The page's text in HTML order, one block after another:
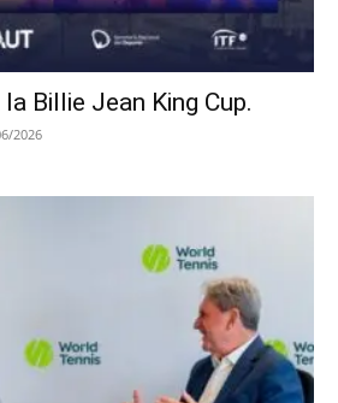
Billie Jean King Cup.
2026